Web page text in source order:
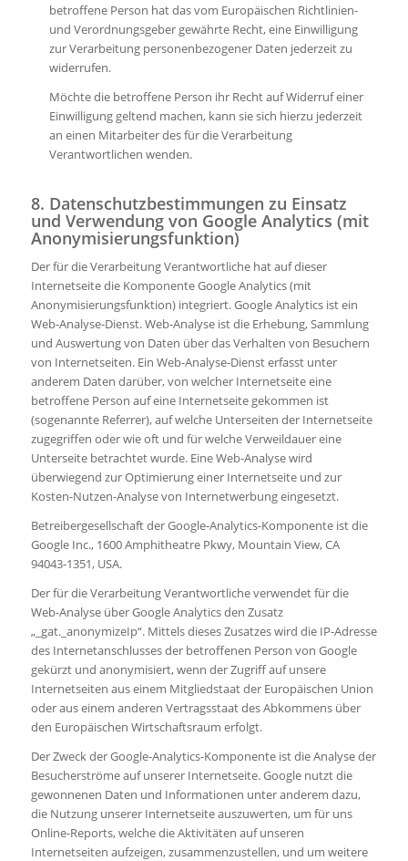
betroffene Person hat das vom Europäischen Richtlinien-
und Verordnungsgeber gewährte Recht, eine Einwilligung
zur Verarbeitung personenbezogener Daten jederzeit zu
widerrufen.
Möchte die betroffene Person ihr Recht auf Widerruf einer
Einwilligung geltend machen, kann sie sich hierzu jederzeit
an einen Mitarbeiter des für die Verarbeitung
Verantwortlichen wenden.
8. Datenschutzbestimmungen zu Einsatz
und Verwendung von Google Analytics (mit
Anonymisierungsfunktion)
Der für die Verarbeitung Verantwortliche hat auf dieser
Internetseite die Komponente Google Analytics (mit
Anonymisierungsfunktion) integriert. Google Analytics ist ein
Web-Analyse-Dienst. Web-Analyse ist die Erhebung, Sammlung
und Auswertung von Daten über das Verhalten von Besuchern
von Internetseiten. Ein Web-Analyse-Dienst erfasst unter
anderem Daten darüber, von welcher Internetseite eine
betroffene Person auf eine Internetseite gekommen ist
(sogenannte Referrer), auf welche Unterseiten der Internetseite
zugegriffen oder wie oft und für welche Verweildauer eine
Unterseite betrachtet wurde. Eine Web-Analyse wird
überwiegend zur Optimierung einer Internetseite und zur
Kosten-Nutzen-Analyse von Internetwerbung eingesetzt.
Betreibergesellschaft der Google-Analytics-Komponente ist die
Google Inc., 1600 Amphitheatre Pkwy, Mountain View, CA
94043-1351, USA.
Der für die Verarbeitung Verantwortliche verwendet für die
Web-Analyse über Google Analytics den Zusatz
„_gat._anonymizeIp“. Mittels dieses Zusatzes wird die IP-Adresse
des Internetanschlusses der betroffenen Person von Google
gekürzt und anonymisiert, wenn der Zugriff auf unsere
Internetseiten aus einem Mitgliedstaat der Europäischen Union
oder aus einem anderen Vertragsstaat des Abkommens über
den Europäischen Wirtschaftsraum erfolgt.
Der Zweck der Google-Analytics-Komponente ist die Analyse der
Besucherströme auf unserer Internetseite. Google nutzt die
gewonnenen Daten und Informationen unter anderem dazu,
die Nutzung unserer Internetseite auszuwerten, um für uns
Online-Reports, welche die Aktivitäten auf unseren
Internetseiten aufzeigen, zusammenzustellen, und um weitere